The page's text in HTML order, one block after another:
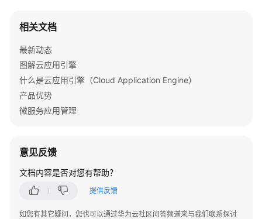
说
快
速
入
门
户
指
南
佳
相关文档
最新动态
图解云应用引擎
什么是云应用引擎（Cloud Application Engine）
产品优势
微服务应用管理
意见反馈
文档内容是否对您有帮助？
提供反馈
如您有其它疑问，您也可以通过华为云社区问答频道来与我们联系探讨